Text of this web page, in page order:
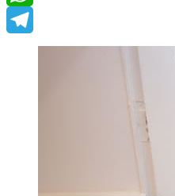
WhatsApp
Telegram